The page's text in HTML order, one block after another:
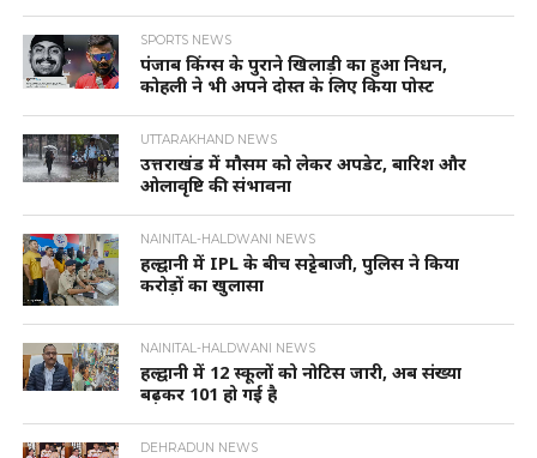
SPORTS NEWS
पंजाब किंग्स के पुराने खिलाड़ी का हुआ निधन,
कोहली ने भी अपने दोस्त के लिए किया पोस्ट
UTTARAKHAND NEWS
उत्तराखंड में मौसम को लेकर अपडेट, बारिश और
ओलावृष्टि की संभावना
NAINITAL-HALDWANI NEWS
हल्द्वानी में IPL के बीच सट्टेबाजी, पुलिस ने किया
करोड़ों का खुलासा
NAINITAL-HALDWANI NEWS
हल्द्वानी में 12 स्कूलों को नोटिस जारी, अब संख्या
बढ़कर 101 हो गई है
DEHRADUN NEWS